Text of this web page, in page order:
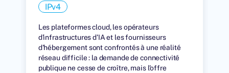
IPv4
Les plateformes cloud, les opérateurs
d'infrastructures d'IA et les fournisseurs
d'hébergement sont confrontés à une réalité
réseau difficile : la demande de connectivité
publique ne cesse de croître, mais l'offre